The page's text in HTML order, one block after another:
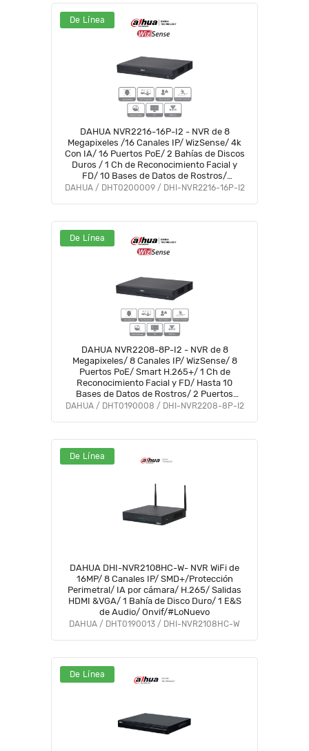
De Línea
DAHUA NVR2216-16P-I2 - NVR de 8
Megapixeles /16 Canales IP/ WizSense/ 4k
Con IA/ 16 Puertos PoE/ 2 Bahías de Discos
Duros / 1 Ch de Reconocimiento Facial y
FD/ 10 Bases de Datos de Rostros/
H.265+/ SMD Plus/ Soporta Camaras con
DAHUA / DHT0200009 / DHI-NVR2216-16P-I2
De Línea
DAHUA NVR2208-8P-I2 - NVR de 8
Megapixeles/ 8 Canales IP/ WizSense/ 8
Puertos PoE/ Smart H.265+/ 1 Ch de
Reconocimiento Facial y FD/ Hasta 10
Bases de Datos de Rostros/ 2 Puertos
SATA/ SMD Plus/ Max. Decodificación de
DAHUA / DHT0190008 / DHI-NVR2208-8P-I2
De Línea
DAHUA DHI-NVR2108HC-W- NVR WiFi de
16MP/ 8 Canales IP/ SMD+/Protección
Perimetral/ IA por cámara/ H.265/ Salidas
HDMI &VGA/ 1 Bahía de Disco Duro/ 1 E&S
de Audio/ Onvif/#LoNuevo
DAHUA / DHT0190013 / DHI-NVR2108HC-W
De Línea